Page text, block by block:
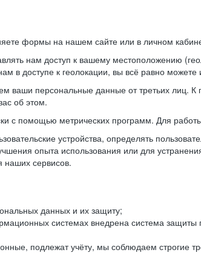
формы на нашем сайте или в личном
нам доступ к вашему местоположению
в доступе к геолокации, вы всё равно
ваши персональные данные от третьих лиц. К
об этом.
с помощью метрических программ. Для
устройства, определять
опыта использования или для
наших сервисов.
данных и их защиту;
системах внедрена система защиты
подлежат учёту, мы соблюдаем строгие